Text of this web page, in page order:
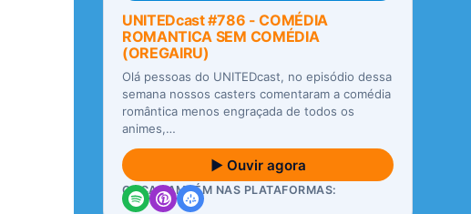
UNITEDcast #786 - COMÉDIA
ROMANTICA SEM COMÉDIA
(OREGAIRU)
Olá pessoas do UNITEDcast, no episódio dessa
semana nossos casters comentaram a comédia
romântica menos engraçada de todos os
animes,…
▶ Ouvir agora
OUÇA TAMBÉM NAS PLATAFORMAS: